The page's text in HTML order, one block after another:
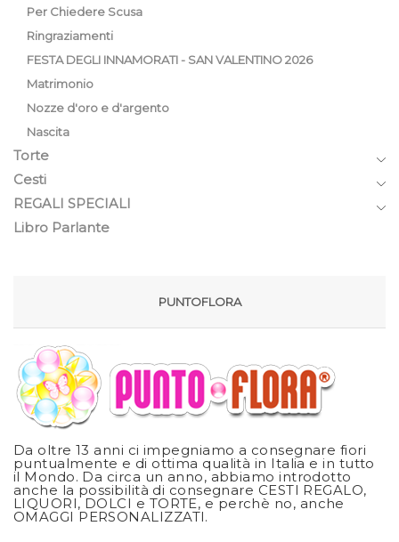
Per Chiedere Scusa
Ringraziamenti
FESTA DEGLI INNAMORATI - SAN VALENTINO 2026
Matrimonio
Nozze d'oro e d'argento
Nascita
Torte
Cesti
REGALI SPECIALI
Libro Parlante
PUNTOFLORA
Da oltre 13 anni ci impegniamo a consegnare fiori
puntualmente e di ottima qualità in Italia e in tutto
il Mondo. Da circa un anno, abbiamo introdotto
anche la possibilità di consegnare CESTI REGALO,
LIQUORI, DOLCI e TORTE, e perchè no, anche
OMAGGI PERSONALIZZATI.